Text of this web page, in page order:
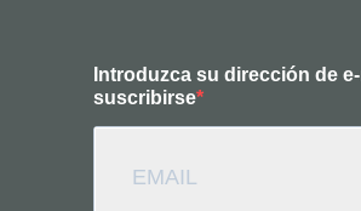
Introduzca su dirección de
suscribirse